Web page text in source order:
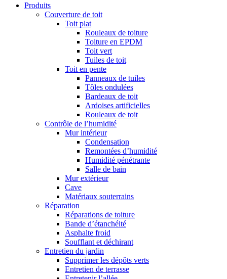
Produits
Couverture de toit
Toit plat
Rouleaux de toiture
Toiture en EPDM
Toit vert
Tuiles de toit
Toit en pente
Panneaux de tuiles
Tôles ondulées
Bardeaux de toit
Ardoises artificielles
Rouleaux de toit
Contrôle de l’humidité
Mur intérieur
Condensation
Remontées d’humidité
Humidité pénétrante
Salle de bain
Mur extérieur
Cave
Matériaux souterrains
Réparation
Réparations de toiture
Bande d’étanchéité
Asphalte froid
Soufflant et déchirant
Entretien du jardin
Supprimer les dépôts verts
Entretien de terrasse